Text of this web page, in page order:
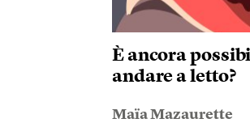
È ancora
andare a letto?
Maïa Mazaurette